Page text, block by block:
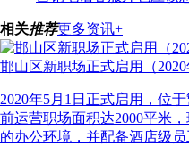
相关推荐更多资讯+
邯山区新职场正式启用（2020
2020年5月1日正式启用，位
前运营职场面积达2000平米
的办公环境，并配备酒店级